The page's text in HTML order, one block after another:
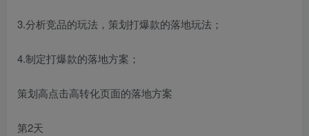
3.分析竞品的玩法，策划打爆款的落地玩法；
4.制定打爆款的落地方案；
策划高点击高转化页面的落地方案
第2天